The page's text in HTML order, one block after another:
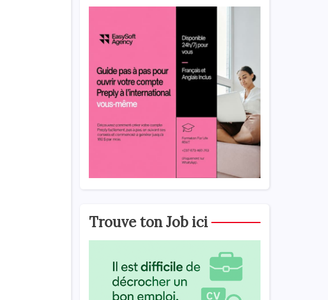
Trouve ton Job ici